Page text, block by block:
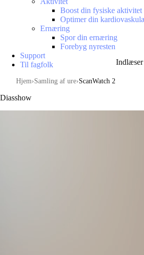
Indlæser
Boost din fysiske aktivitet
Optimer din
Ernæring
Spor din ernæring
Forebyg nyresten
Support
Til fagfolk
Hjem Samling af ure ScanWatch 2
Diasshow